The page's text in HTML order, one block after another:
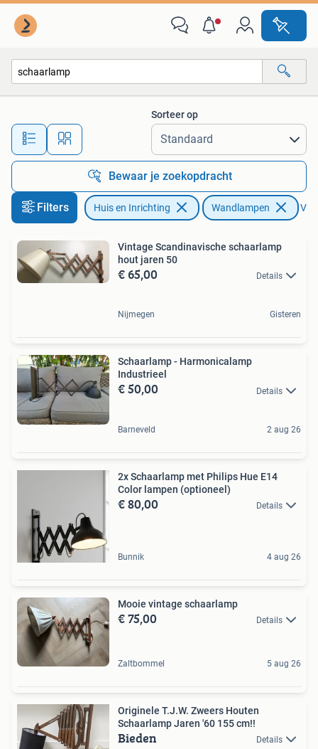
Alle afstanden…
Sorteer op
Bewaar je zoekopdracht
Filters Huis en Inrichting Wandlampen
Vintage Scandinavische schaarlamp
hout jaren 50
€ 65,00 Details
Nijmegen Gisteren
Schaarlamp - Harmonicalamp
Industrieel
€ 50,00 Details
Barneveld 2 aug 26
2x Schaarlamp met Philips Hue E14
Color lampen (optioneel)
€ 80,00 Details
Bunnik 4 aug 26
Mooie vintage schaarlamp
€ 75,00 Details
Zaltbommel 5 aug 26
Originele T.J.W. Zweers Houten
Schaarlamp Jaren '60 155 cm!!
Bieden Details